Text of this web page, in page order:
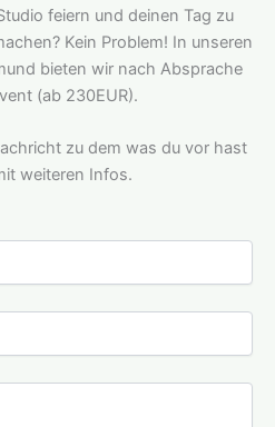
feiern und deinen Tag zu
Kein Problem! In unseren
bieten wir nach Absprache
(ab 230EUR).
zu dem was du vor hast
weiteren Infos.